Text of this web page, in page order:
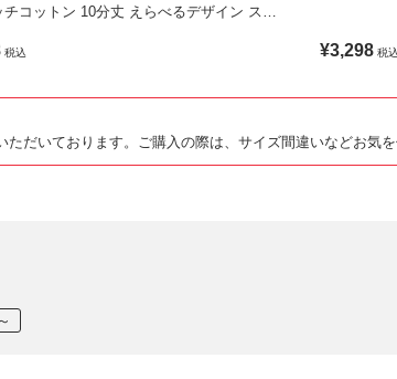
チコットン 10分丈 えらべるデザイン スカ
税込 ¥3,298 税込
だいております。ご購入の際は、サイズ間違いなどお気を